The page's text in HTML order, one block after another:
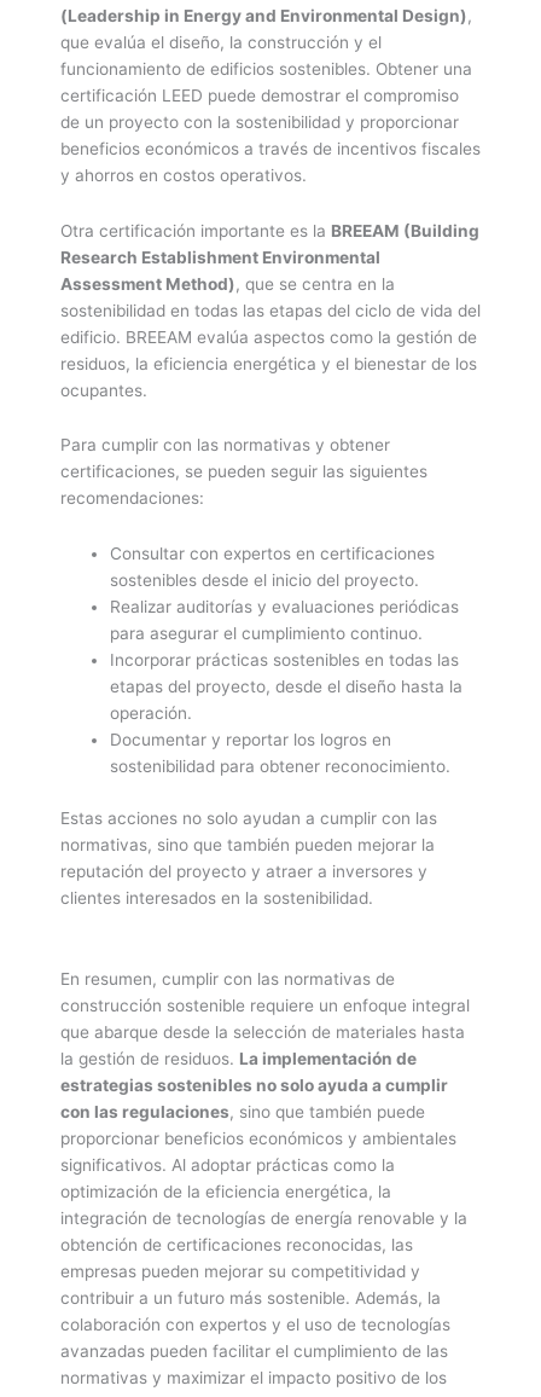
(Leadership in Energy and Environmental Design),
que evalúa el diseño, la construcción y el
funcionamiento de edificios sostenibles. Obtener una
certificación LEED puede demostrar el compromiso
de un proyecto con la sostenibilidad y proporcionar
beneficios económicos a través de incentivos fiscales
y ahorros en costos operativos.
Otra certificación importante es la BREEAM (Building
Research Establishment Environmental
Assessment Method), que se centra en la
sostenibilidad en todas las etapas del ciclo de vida del
edificio. BREEAM evalúa aspectos como la gestión de
residuos, la eficiencia energética y el bienestar de los
ocupantes.
Para cumplir con las normativas y obtener
certificaciones, se pueden seguir las siguientes
recomendaciones:
Consultar con expertos en certificaciones
sostenibles desde el inicio del proyecto.
Realizar auditorías y evaluaciones periódicas
para asegurar el cumplimiento continuo.
Incorporar prácticas sostenibles en todas las
etapas del proyecto, desde el diseño hasta la
operación.
Documentar y reportar los logros en
sostenibilidad para obtener reconocimiento.
Estas acciones no solo ayudan a cumplir con las
normativas, sino que también pueden mejorar la
reputación del proyecto y atraer a inversores y
clientes interesados en la sostenibilidad.
En resumen, cumplir con las normativas de
construcción sostenible requiere un enfoque integral
que abarque desde la selección de materiales hasta
la gestión de residuos. La implementación de
estrategias sostenibles no solo ayuda a cumplir
con las regulaciones, sino que también puede
proporcionar beneficios económicos y ambientales
significativos. Al adoptar prácticas como la
optimización de la eficiencia energética, la
integración de tecnologías de energía renovable y la
obtención de certificaciones reconocidas, las
empresas pueden mejorar su competitividad y
contribuir a un futuro más sostenible. Además, la
colaboración con expertos y el uso de tecnologías
avanzadas pueden facilitar el cumplimiento de las
normativas y maximizar el impacto positivo de los